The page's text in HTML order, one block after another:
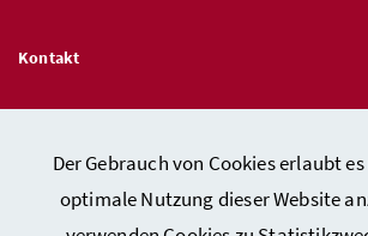
Der Gebrauch von Cookies erlaubt
optimale Nutzung dieser Website
Kontakt
Hinweisgeber:innen – Stelle für